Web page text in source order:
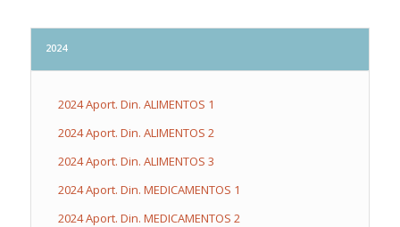
2024
2024 Aport. Din. ALIMENTOS 1
2024 Aport. Din. ALIMENTOS 2
2024 Aport. Din. ALIMENTOS 3
2024 Aport. Din. MEDICAMENTOS 1
2024 Aport. Din. MEDICAMENTOS 2